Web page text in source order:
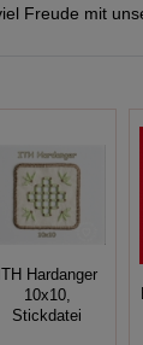
Freude mit
ITH Hardanger
10x10,
Stickdatei